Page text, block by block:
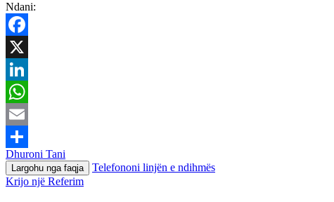
Ndani:
Facebook
X
LinkedIn
WhatsApp
Email
Ndajeni
me
Dhuroni Tani
Largohu nga faqja
Telefononi linjën e ndihmës
Krijo një Referim